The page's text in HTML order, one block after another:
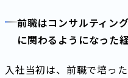
前職はコンサルティン
に関わるようになった
入社当初は、前職で培っ